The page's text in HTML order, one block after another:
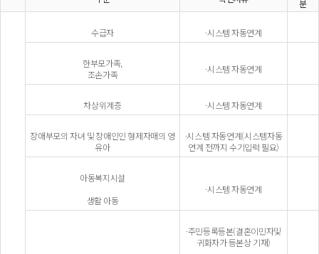
분
수급자 ·시스템 자동연계
한부모가족,
조손가족
·시스템 자동연계
차상위계층 ·시스템 자동연계
장애부모의 자녀 및 장애인인 형제자매의 영
유아
·시스템 자동연계(시스템자동
연계 전까지 수기입력 필요)
아동복지시설
생활 아동
·시스템 자동연계
·주민등록등본(결혼이민자및
귀화자가 등본상 기재)